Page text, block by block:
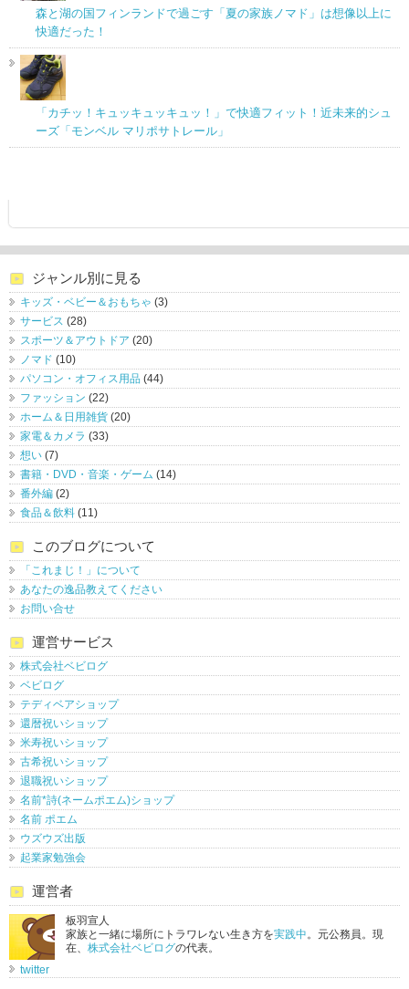
森と湖の国フィンランドで過ごす「夏の家族ノマド」は想像以上に
快適だった！
「カチッ！キュッキュッキュッ！」で快適フィット！近未来的シュ
ーズ「モンベル マリポサトレール」
ジャンル別に見る
キッズ・ベビー＆おもちゃ (3)
サービス (28)
スポーツ＆アウトドア (20)
ノマド (10)
パソコン・オフィス用品 (44)
ファッション (22)
ホーム＆日用雑貨 (20)
家電＆カメラ (33)
想い (7)
書籍・DVD・音楽・ゲーム (14)
番外編 (2)
食品＆飲料 (11)
このブログについて
「これまじ！」について
あなたの逸品教えてください
お問い合せ
運営サービス
株式会社ベビログ
ベビログ
テディベアショップ
還暦祝いショップ
米寿祝いショップ
古希祝いショップ
退職祝いショップ
名前*詩(ネームポエム)ショップ
名前 ポエム
ウズウズ出版
起業家勉強会
運営者
板羽宣人
家族と一緒に場所にトラワレない生き方を実践中。元公務員。現
在、 株式会社ベビログの代表。
twitter